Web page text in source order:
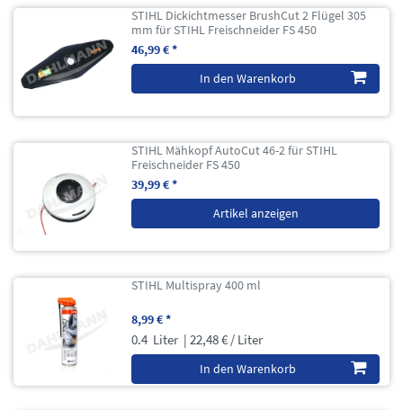
STIHL Dickichtmesser BrushCut 2 Flügel 305
mm für STIHL Freischneider FS 450
46,99 € *
In den Warenkorb
STIHL Mähkopf AutoCut 46-2 für STIHL
Freischneider FS 450
39,99 € *
Artikel anzeigen
STIHL Multispray 400 ml
8,99 € *
0.4 Liter | 22,48 € / Liter
In den Warenkorb